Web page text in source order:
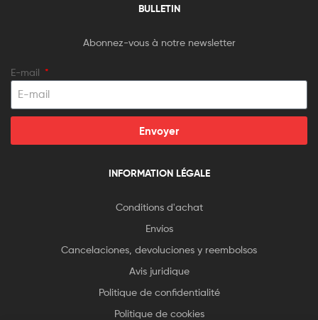
BULLETIN
Abonnez-vous à notre newsletter
E-mail
Envoyer
INFORMATION LÉGALE
Conditions d'achat
Envíos
Cancelaciones, devoluciones y reembolsos
Avis juridique
Politique de confidentialité
Politique de cookies